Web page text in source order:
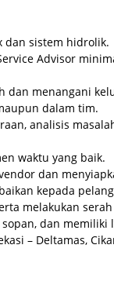
dan sistem hidrolik.
Advisor
dan menangani
dalam tim.
analisis
waktu yang baik.
dan
kepada
melakukan
dan
– Deltamas,